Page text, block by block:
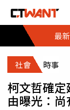
最新
社會 時事
柯文哲確
由曝光：